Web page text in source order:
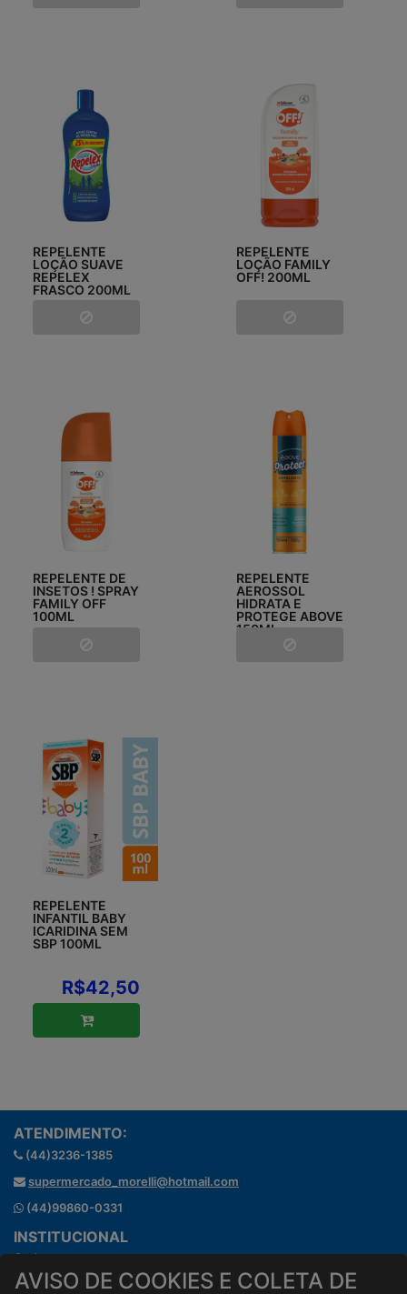
REPELENTE
LOÇÃO SUAVE
REPELEX
FRASCO 200ML
REPELENTE
LOÇÃO FAMILY
OFF! 200ML
REPELENTE DE
INSETOS ! SPRAY
FAMILY OFF
100ML
REPELENTE
AEROSSOL
HIDRATA E
PROTEGE ABOVE
150ML
REPELENTE
INFANTIL BABY
ICARIDINA SEM
SBP 100ML
R$42,50
AVISO DE COOKIES E COLETA DE
ATENDIMENTO:
(44)3236-1385
supermercado_morelli@hotmail.com
(44)99860-0331
INSTITUCIONAL
Onde estamos
Horários de atendimento